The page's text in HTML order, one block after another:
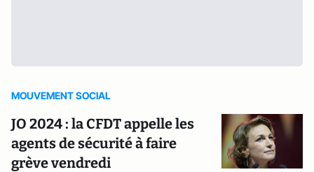
MOUVEMENT SOCIAL
JO 2024 : la CFDT appelle les
agents de sécurité à faire
grève vendredi